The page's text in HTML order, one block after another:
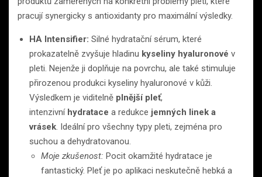
pracují synergicky s antioxidanty pro maximální výsledky.
HA Intensifier: Silné hydratační sérum, které
prokazatelně zvyšuje hladinu kyseliny hyaluronové v
pleti. Nejenže ji doplňuje na povrchu, ale také stimuluje
přirozenou produkci kyseliny hyaluronové v kůži.
Výsledkem je viditelně plnější pleť,
intenzivní hydratace a redukce jemných linek a
vrásek. Ideální pro všechny typy pleti, zejména pro
suchou a dehydratovanou.
Moje zkušenost: Pocit okamžité hydratace je
fantastický. Pleť je po aplikaci neskutečně hebká a